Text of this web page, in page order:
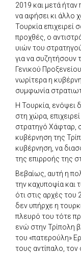
2019 και μετά
να αφήσει κι άλλο
Τουρκία επιχειρεί
προχθές, ο
υιών του
για να συζητήσουν
Γενικού
νωρίτερα η
συμφωνία
Η Τουρκία, ενόψει
στη χώρα,
στρατηγό Χάφταρ,
κυβέρνηση της
κυβέρνηση, να
της επιρροής της
Βεβαίως, αυτή η
την καχυποψία
ότι στις αρχές του
δεν υπήρχε η
πλευρό του τότε
ενώ στην Τρίπολη
του «πατερούλη»
τους αντίπαλο,